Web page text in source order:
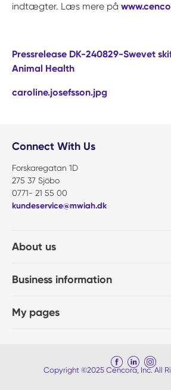
indtægter. Læs mere på
Pressrelease DK-240829-Swevet
Animal Health
caroline.josefsson.jpg
Connect With Us
Forskaregatan 1D
275 37 Sjöbo
0771- 21 55 00
kundeservice@mwiah.dk
About us
Business information
My pages
Copyright ©2025 Cencora, Inc. All